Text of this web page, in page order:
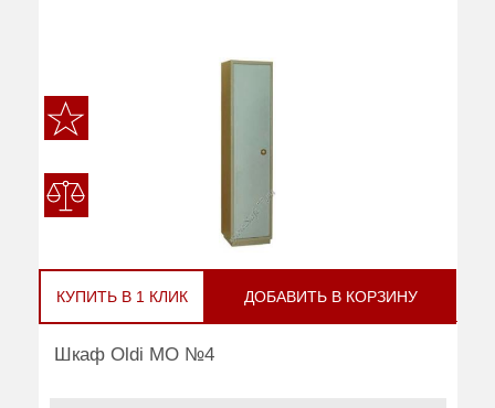
КУПИТЬ В 1 КЛИК ДОБАВИТЬ В КОРЗИНУ
Шкаф Oldi МО №4